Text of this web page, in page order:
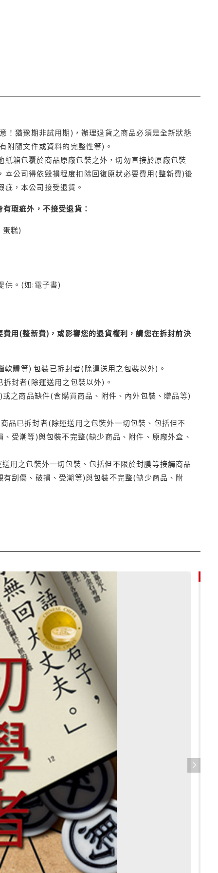
！猶豫期非試用期)，辦理退貨之商品必須是全新狀態
附隨文件或資料的完整性等)。
箱包覆於商品原廠包裝之外，切勿直接於原廠包裝
公司得依毀損程度扣除回復原狀必要費用(整新費)後
，本公司接受退貨。
瑕疵外，不接受退貨：
蛋糕)
供。(如:電子書)
用(整新費)，或影響您的退貨權利，請您在拆封前決
體等) 包裝已拆封者(除運送用之包裝以外)。
封者(除運送用之包裝以外)。
之商品缺件(含購買商品、附件、內外包裝、贈品等)
品已拆封者(除運送用之包裝外一切包裝、包括但不
受潮等)與包裝不完整(缺少商品、附件、原廠外盒、
用之包裝外一切包裝、包括但不限於封膜等接觸商品
刮傷、破損、受潮等)與包裝不完整(缺少商品、附